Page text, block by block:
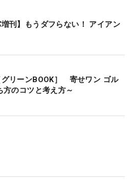
増刊】もうダフらない！ アイアン
グリーンBOOK］ 寄せワン ゴル
方のコツと考え方～